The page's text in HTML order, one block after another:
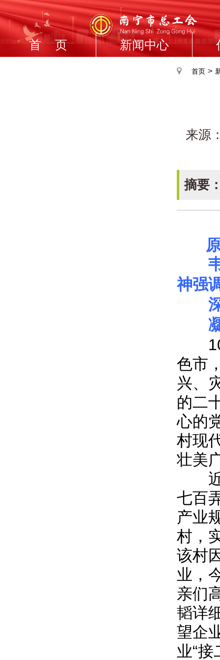
首 页 新闻中心
首页 >
来源
摘要
神强
10
色市
兴、
的二
心的
村现
壮美
近
七百
产业
村，
该村
业，
亲们
韬详
望企
业“